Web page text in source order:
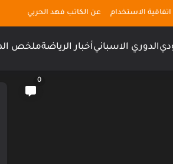
اتفاقية الاستخدام عن الكاتب فهد الحربي
الدوري الاسبانيأخبار الرياضةملخص
0